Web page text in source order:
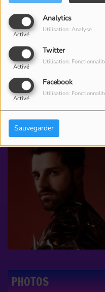
Analytics
Activé
Utilisation: Analyse
Twitter
Activé
Utilisation:
Facebook
Activé
Utilisation:
Sauvegarder
PHOTOS